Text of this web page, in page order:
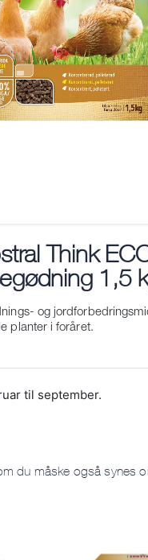
Think
1,5
og
planter i foråret.
til september.
du måske også synes